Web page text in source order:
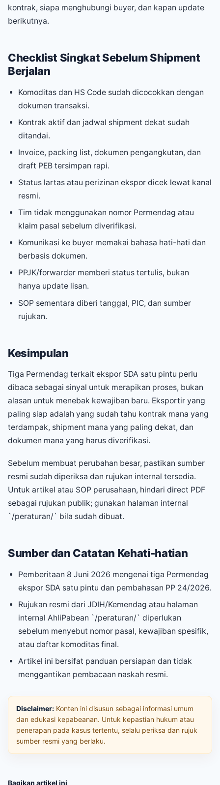
kontrak, siapa menghubungi buyer, dan kapan update
berikutnya.
Checklist Singkat Sebelum Shipment
Berjalan
Komoditas dan HS Code sudah dicocokkan dengan
dokumen transaksi.
Kontrak aktif dan jadwal shipment dekat sudah
ditandai.
Invoice, packing list, dokumen pengangkutan, dan
draft PEB tersimpan rapi.
Status lartas atau perizinan ekspor dicek lewat kanal
resmi.
Tim tidak menggunakan nomor Permendag atau
klaim pasal sebelum diverifikasi.
Komunikasi ke buyer memakai bahasa hati-hati dan
berbasis dokumen.
PPJK/forwarder memberi status tertulis, bukan
hanya update lisan.
SOP sementara diberi tanggal, PIC, dan sumber
rujukan.
Kesimpulan
Tiga Permendag terkait ekspor SDA satu pintu perlu
dibaca sebagai sinyal untuk merapikan proses, bukan
alasan untuk menebak kewajiban baru. Eksportir yang
paling siap adalah yang sudah tahu kontrak mana yang
terdampak, shipment mana yang paling dekat, dan
dokumen mana yang harus diverifikasi.
Sebelum membuat perubahan besar, pastikan sumber
resmi sudah diperiksa dan rujukan internal tersedia.
Untuk artikel atau SOP perusahaan, hindari direct PDF
sebagai rujukan publik; gunakan halaman internal
`/peraturan/` bila sudah dibuat.
Sumber dan Catatan Kehati-hatian
Pemberitaan 8 Juni 2026 mengenai tiga Permendag
ekspor SDA satu pintu dan pembahasan PP 24/2026.
Rujukan resmi dari JDIH/Kemendag atau halaman
internal AhliPabean `/peraturan/` diperlukan
sebelum menyebut nomor pasal, kewajiban spesifik,
atau daftar komoditas final.
Artikel ini bersifat panduan persiapan dan tidak
menggantikan pembacaan naskah resmi.
Disclaimer: Konten ini disusun sebagai informasi umum
dan edukasi kepabeanan. Untuk kepastian hukum atau
penerapan pada kasus tertentu, selalu periksa dan rujuk
sumber resmi yang berlaku.
Bagikan artikel ini